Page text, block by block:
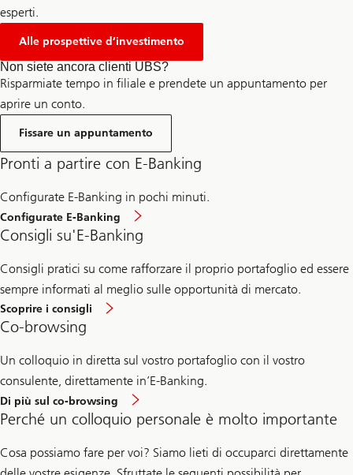
esperti.
Alle prospettive d’investimento
Non siete ancora clienti UBS?
Risparmiate tempo in filiale e prendete un appuntamento per
aprire un conto.
Fissare un appuntamento
Pronti a partire con E-Banking
Configurate E-Banking in pochi minuti.
Configurate E-Banking
Consigli su'E-Banking
Consigli pratici su come rafforzare il proprio portafoglio ed essere
sempre informati al meglio sulle opportunità di mercato.
Scoprire i consigli
Co-browsing
Un colloquio in diretta sul vostro portafoglio con il vostro
consulente, direttamente in’E-Banking.
Di più sul co-browsing
Perché un colloquio personale è molto importante
Cosa possiamo fare per voi? Siamo lieti di occuparci direttamente